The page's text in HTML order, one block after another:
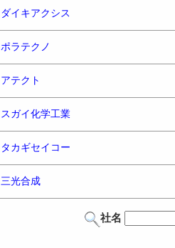
ダイキアクシス
ポラテクノ
アテクト
スガイ化学工業
タカギセイコー
三光合成
社名